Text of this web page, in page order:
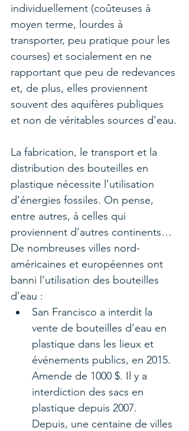
individuellement (coûteuses à
moyen terme, lourdes à
transporter, peu pratique pour les
courses) et socialement en ne
rapportant que peu de redevances
et, de plus, elles proviennent
souvent des aquifères publiques
et non de véritables sources d’eau.
La fabrication, le transport et la
distribution des bouteilles en
plastique nécessite l’utilisation
d’énergies fossiles. On pense,
entre autres, à celles qui
proviennent d’autres continents…
De nombreuses villes nord-
américaines et européennes ont
banni l’utilisation des bouteilles
d’eau :
San Francisco a interdit la
vente de bouteilles d’eau en
plastique dans les lieux et
événements publics, en 2015.
Amende de 1000 $. Il y a
interdiction des sacs en
plastique depuis 2007.
Depuis, une centaine de villes